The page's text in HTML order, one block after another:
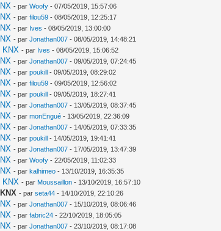
- parWoofy - 07/05/2019, 15:57:06
- parfilou59 - 08/05/2019, 12:25:17
- par Ives - 08/05/2019, 13:00:00
- parJonathan007 - 08/05/2019, 14:48:21
KNX - par Ives - 08/05/2019, 15:06:52
- parJonathan007 - 09/05/2019, 07:24:45
- parpoukill - 09/05/2019, 08:29:02
- parfilou59 - 09/05/2019, 12:56:02
- parpoukill - 09/05/2019, 18:27:41
- parJonathan007 - 13/05/2019, 08:37:45
- parmonEngué - 13/05/2019, 22:36:09
- parJonathan007 - 14/05/2019, 07:33:35
- parpoukill - 14/05/2019, 19:41:41
- parJonathan007 - 17/05/2019, 13:47:39
- parWoofy - 22/05/2019, 11:02:33
- parkalhimeo - 13/10/2019, 16:35:35
KNX - par Moussaillon - 13/10/2019, 16:57:10
- parseta44 - 14/10/2019, 22:10:26
- parJonathan007 - 15/10/2019, 08:06:46
- parfabric24 - 22/10/2019, 18:05:05
- parJonathan007 - 23/10/2019, 08:17:08